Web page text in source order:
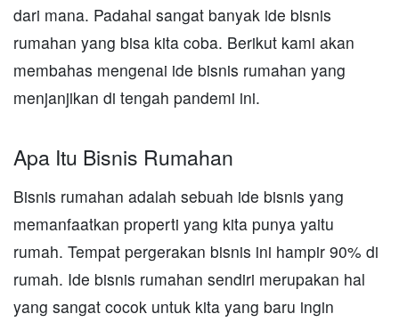
dari mana. Padahal sangat banyak ide bisnis
rumahan yang bisa kita coba. Berikut kami akan
membahas mengenai ide bisnis rumahan yang
menjanjikan di tengah pandemi ini.
Apa Itu Bisnis Rumahan
Bisnis rumahan adalah sebuah ide bisnis yang
memanfaatkan properti yang kita punya yaitu
rumah. Tempat pergerakan bisnis ini hampir 90% di
rumah. Ide bisnis rumahan sendiri merupakan hal
yang sangat cocok untuk kita yang baru ingin